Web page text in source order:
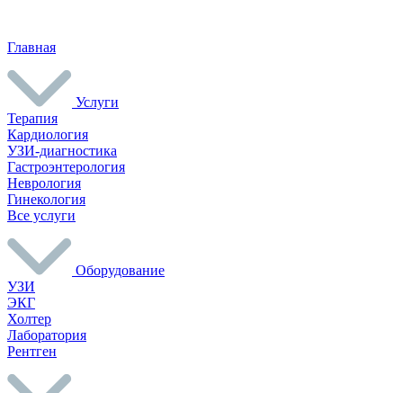
Главная
Услуги
Терапия
Кардиология
УЗИ-диагностика
Гастроэнтерология
Неврология
Гинекология
Все услуги
Оборудование
УЗИ
ЭКГ
Холтер
Лаборатория
Рентген